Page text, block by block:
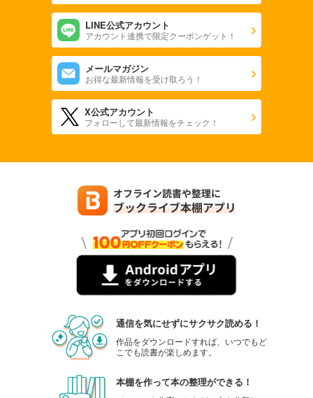
・リーダーシップというのは身に付けようと思って身に付くも
のではなく、人として当たり前のことをし続けた先に自ずとつ
いてくるもの。
・いいことは、世の中をゆがめる可能性があることに心を致さ
なければならない。いいことをしたいという自己満足のための
行為になっていないか、本当に世のためになることなのかを考
る。他人の行動に干渉し、あれこれと思いを膨らませない。
LINE公式アカウント
アカウント連携で限定クーポンゲット！
メールマガジン
お得な最新情報を受け取ろう！
X公式アカウント
フォローして最新情報をチェック！
通信を気にせずにサクサク読める！
作品をダウンロードすれば、いつでもど
こでも読書が楽しめます。
本棚を作って本の整理ができる！